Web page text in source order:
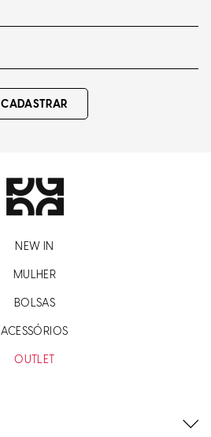
CADASTRAR
NEW IN
MULHER
BOLSAS
ACESSÓRIOS
OUTLET